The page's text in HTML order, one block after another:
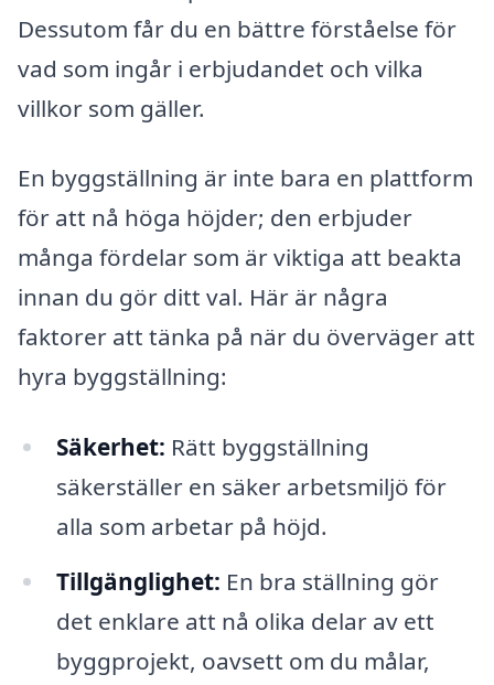
Dessutom får du en bättre förståelse för
vad som ingår i erbjudandet och vilka
villkor som gäller.
En byggställning är inte bara en plattform
för att nå höga höjder; den erbjuder
många fördelar som är viktiga att beakta
innan du gör ditt val. Här är några
faktorer att tänka på när du överväger att
hyra byggställning:
Säkerhet: Rätt byggställning
säkerställer en säker arbetsmiljö för
alla som arbetar på höjd.
Tillgänglighet: En bra ställning gör
det enklare att nå olika delar av ett
byggprojekt, oavsett om du målar,